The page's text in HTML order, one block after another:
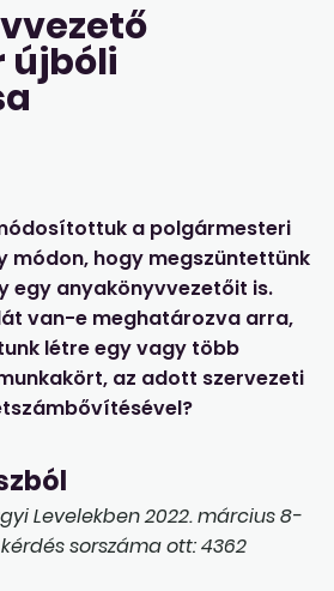
újbóli
a polgármesteri
módon, hogy megszüntettünk
egy anyakönyvvezetőit is.
van-e meghatározva arra,
létre egy vagy több
az adott szervezeti
Levelekben 2022. március 8-
sorszáma ott: 4362